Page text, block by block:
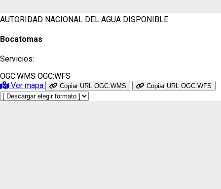
AUTORIDAD NACIONAL DEL AGUA DISPONIBLE
Bocatomas
Servicios:
OGC:WMS OGC:WFS
Ver mapa
Copiar URL OGC:WMS Copiar URL OGC:WFS